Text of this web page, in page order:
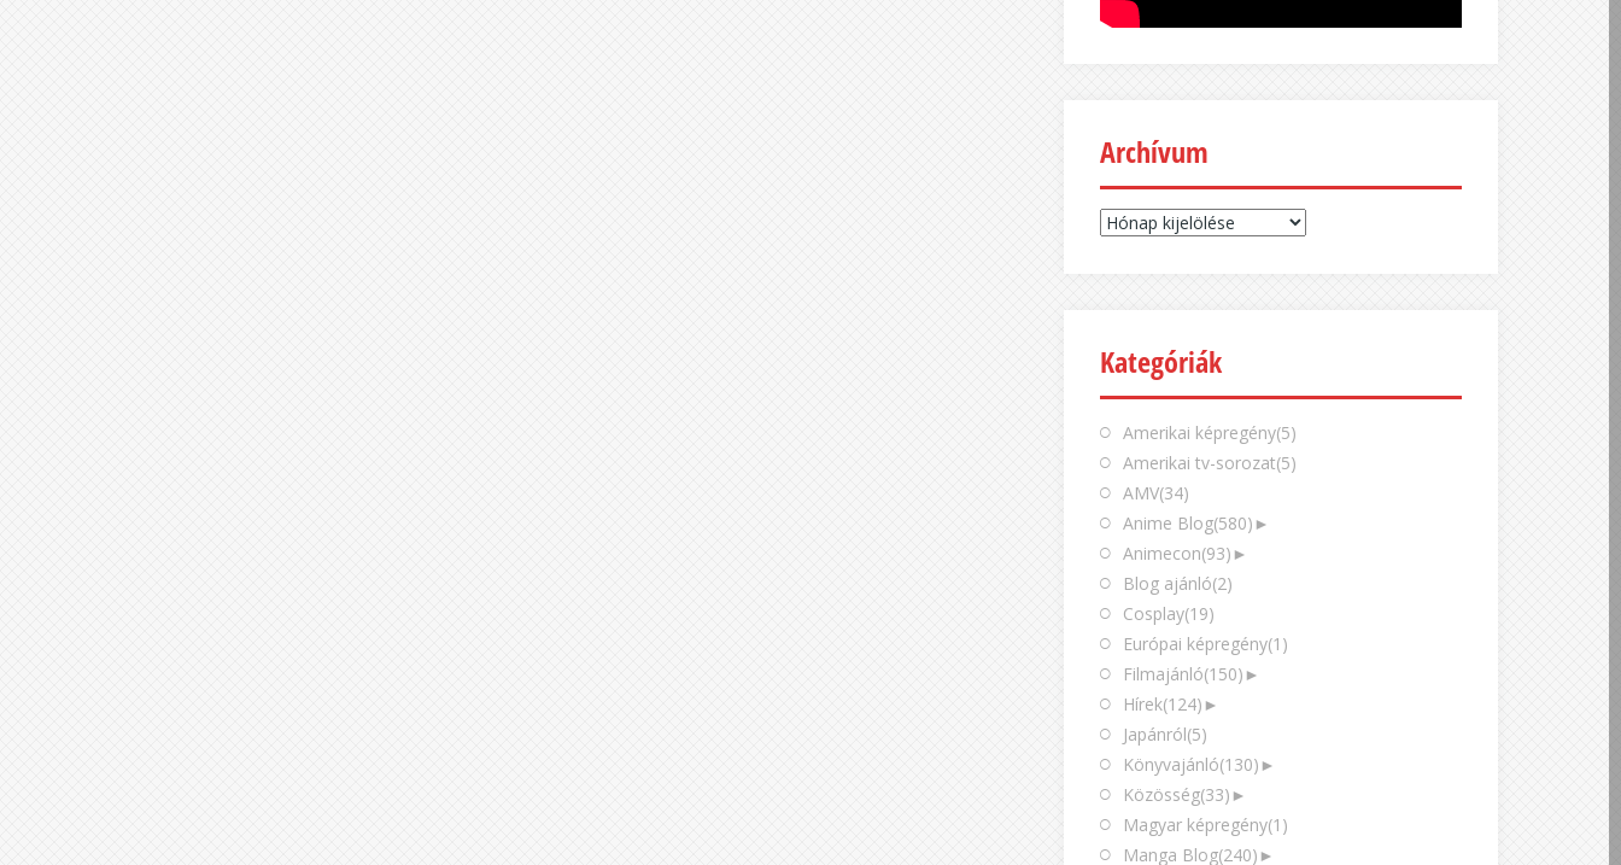
Archívum
Archívum
Kategóriák
Amerikai képregény(5)
Amerikai tv-sorozat(5)
AMV(34)
Anime Blog(580) ►
Animecon(93) ►
Blog ajánló(2)
Cosplay(19)
Európai képregény(1)
Filmajánló(150) ►
Hírek(124) ►
Japánról(5)
Könyvajánló(130) ►
Közösség(33) ►
Magyar képregény(1)
Manga Blog(240) ►